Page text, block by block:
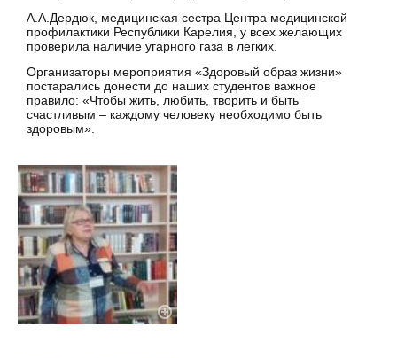
А.А.Дердюк, медицинская сестра Центра медицинской
профилактики Республики Карелия, у всех желающих
проверила наличие угарного газа в легких.
Организаторы мероприятия «Здоровый образ жизни»
постарались донести до наших студентов важное
правило: «Чтобы жить, любить, творить и быть
счастливым – каждому человеку необходимо быть
здоровым».